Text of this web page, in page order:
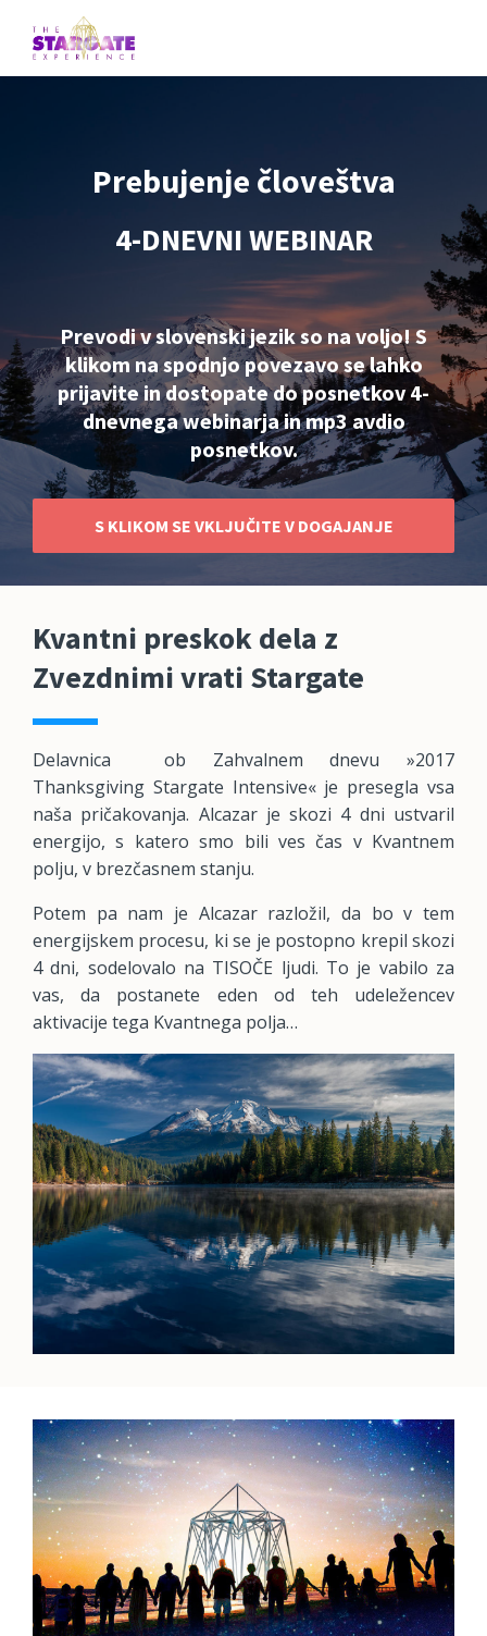
Prebujenje človeštva
4-DNEVNI WEBINAR
Prevodi v slovenski jezik so na voljo! S
klikom na spodnjo povezavo se lahko
prijavite in dostopate do posnetkov 4-
dnevnega webinarja in mp3 avdio
posnetkov.
S KLIKOM SE VKLJUČITE V DOGAJANJE
Kvantni preskok dela z
Zvezdnimi vrati Stargate
Delavnica ob Zahvalnem dnevu »2017
Thanksgiving Stargate Intensive« je presegla vsa
naša pričakovanja. Alcazar je skozi 4 dni ustvaril
energijo, s katero smo bili ves čas v Kvantnem
polju, v brezčasnem stanju.
Potem pa nam je Alcazar razložil, da bo v tem
energijskem procesu, ki se je postopno krepil skozi
4 dni, sodelovalo na TISOČE ljudi. To je vabilo za
vas, da postanete eden od teh udeležencev
aktivacije tega Kvantnega polja…